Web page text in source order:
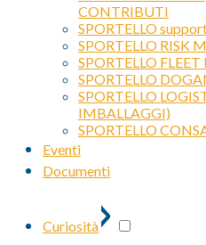
CONTRIBUTI
SPORTELLO
SPORTELLO RISK
SPORTELLO
SPORTELLO
SPORTELLO
IMBALLAGGI)
SPORTELLO
Eventi
Documenti
Curiosità›